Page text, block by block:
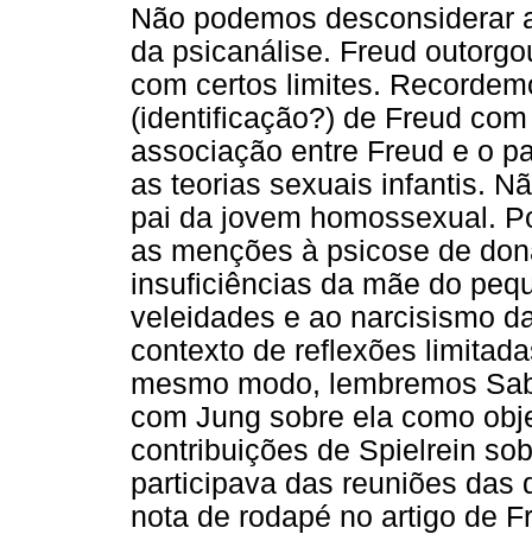
Não podemos desconsiderar
da psicanálise. Freud
com certos limites.
(identificação?) de Freud
associação entre Freud e o
as teorias sexuais infantis.
pai da jovem homossexual.
as menções à psicose de
insuficiências da mãe do
veleidades e ao narcisismo
contexto de reflexões
mesmo modo, lembremos
com Jung sobre ela como
contribuições de Spielrein
participava das reuniões das
nota de rodapé no artigo de